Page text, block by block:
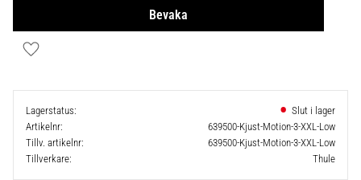
Lägg till i favoriter
Bevaka
Lagerstatus
Artikelnr
639500-Kjust-Motion-3-XXL-Low
Tillv. artikelnr
639500-Kjust-Motion-3-XXL-Low
Tillverkare
Thule